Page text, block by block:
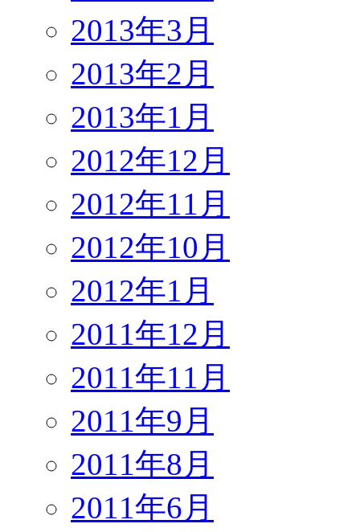
2013年3月
2013年2月
2013年1月
2012年12月
2012年11月
2012年10月
2012年1月
2011年12月
2011年11月
2011年9月
2011年8月
2011年6月